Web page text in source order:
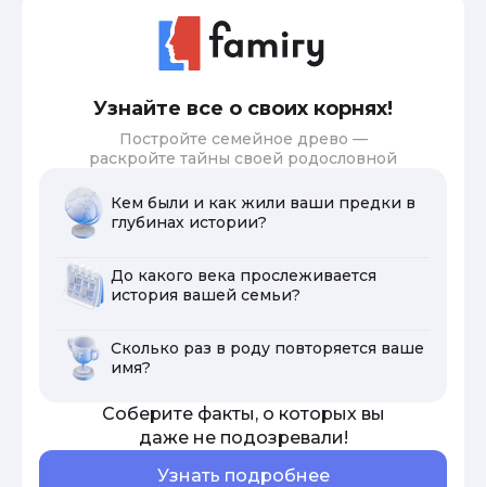
Узнайте все о своих корнях!
Постройте семейное древо —
раскройте тайны своей родословной
Кем были и как жили ваши предки в
глубинах истории?
До какого века прослеживается
история вашей семьи?
Сколько раз в роду повторяется ваше
имя?
Соберите факты, о которых вы
даже не подозревали!
Узнать подробнее